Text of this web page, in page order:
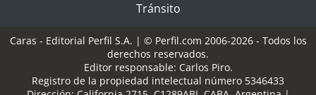
Tránsito
Caras - Editorial Perfil S.A. | © Perfil.com 2006-2026 - Todos los
derechos reservados.
Editor responsable: Carlos Piro.
Registro de la propiedad intelectual número 5346433